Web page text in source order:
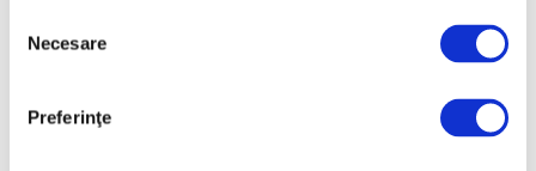
consimțământului
Necesare
Preferinţe